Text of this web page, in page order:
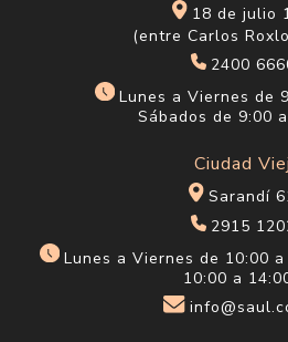
18 de julio
(entre Carlos
2400
Lunes a Viernes de
Sábados de 9:00
Ciudad
Sarandí
2915
Lunes a Viernes de 10:00
10:00 a